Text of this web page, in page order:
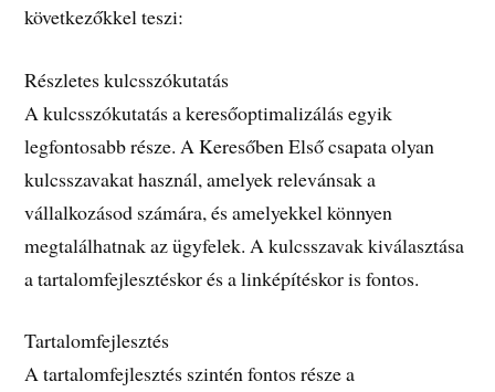
következőkkel teszi:
Részletes kulcsszókutatás
A kulcsszókutatás a keresőoptimalizálás egyik
legfontosabb része. A Keresőben Első csapata olyan
kulcsszavakat használ, amelyek relevánsak a
vállalkozásod számára, és amelyekkel könnyen
megtalálhatnak az ügyfelek. A kulcsszavak kiválasztása
a tartalomfejlesztéskor és a linképítéskor is fontos.
Tartalomfejlesztés
A tartalomfejlesztés szintén fontos része a